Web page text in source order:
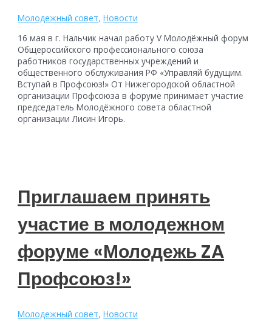
Молодежный совет,Новости
16 мая в г. Нальчик начал работу V Молодёжный форум
Общероссийского профессионального союза
работников государственных учреждений и
общественного обслуживания РФ «Управляй будущим.
Вступай в Профсоюз!» От Нижегородской областной
организации Профсоюза в форуме принимает участие
председатель Молодёжного совета областной
организации Лисин Игорь.
Приглашаем принять
участие в молодежном
форуме «Молодежь ZA
Профсоюз!»
Молодежный совет,Новости